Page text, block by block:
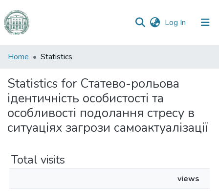
Log In (current)
Communities
Collections
All of DSpace
Home Statistics
Statistics for Статево-рольова
ідентичність особистості та
особливості подолання стресу в
ситуаціях загрози самоактуалізації
Total visits
views